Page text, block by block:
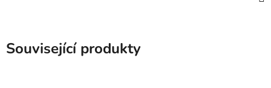
Související produkty